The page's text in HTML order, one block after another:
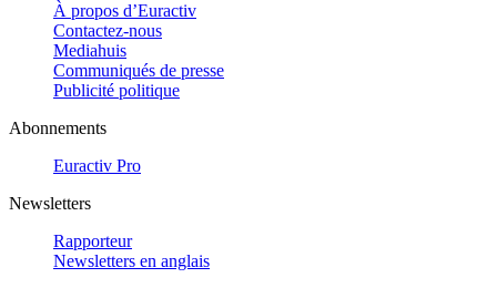
À propos d’Euractiv
Contactez-nous
Mediahuis
Communiqués de presse
Publicité politique
Abonnements
Euractiv Pro
Newsletters
Rapporteur
Newsletters en anglais